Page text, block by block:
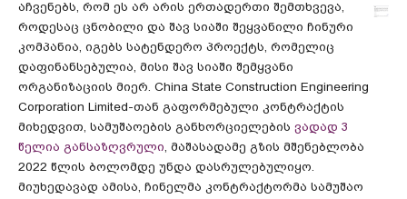
აჩვენებს, რომ ეს არ არის ერთადერთი შემთხვევა,
როდესაც ცნობილი და შავ სიაში შეყვანილი ჩინური
კომპანია, იგებს სატენდერო პროექტს, რომელიც
დაფინანსებულია, მისი შავ სიაში შემყვანი
ორგანიზაციის მიერ. China State Construction Engineering
Corporation Limited-თან გაფორმებული კონტრაქტის
მიხედვით, სამუშაოების განხორციელების ვადად 3
წელია განსაზღვრული, მაშასადამე გზის მშენებლობა
2022 წლის ბოლომდე უნდა დასრულებულიყო.
მიუხედავად ამისა, ჩინელმა კონტრაქტორმა სამუშაო